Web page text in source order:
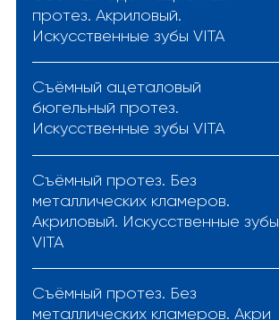
протез. Акриловый.
Искусственные зубы VITA
Cъёмный ацеталовый
бюгельный протез.
Искусственные зубы VITA
Cъёмный протез. Без
металлических кламеров.
Акриловый. Искусственные зубы
VITA
Cъёмный протез. Без
металлических кламеров. Акри